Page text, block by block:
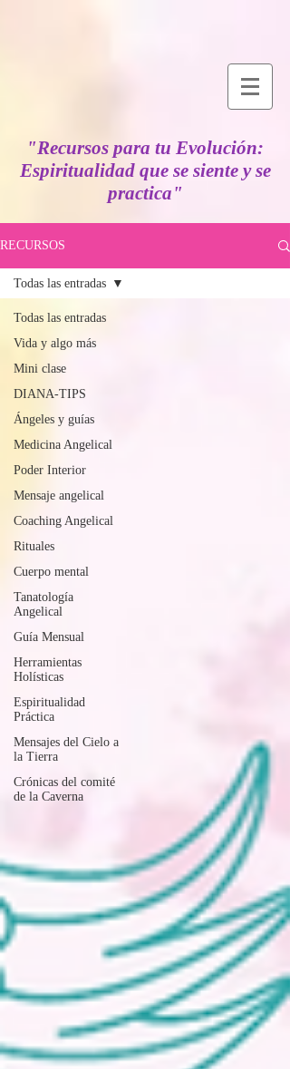
"Recursos para tu Evolución:
Espiritualidad que se siente y se
practica"
RECURSOS
Todas las entradas
Vida y algo más
Mini clase
DIANA-TIPS
Ángeles y guías
Medicina Angelical
Poder Interior
Mensaje angelical
Coaching Angelical
Rituales
Cuerpo mental
Tanatología
Angelical
Guía Mensual
Herramientas
Holísticas
Espiritualidad
Práctica
Mensajes del Cielo a
la Tierra
Crónicas del comité
de la Caverna
Todas las entradas